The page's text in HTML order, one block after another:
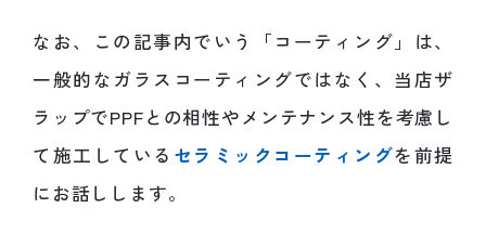
なお、この記事内でいう「コーティング」は、
一般的なガラスコーティングではなく、当店ザ
ラップでPPFとの相性やメンテナンス性を考慮し
て施工している セラミックコーティングを前提
にお話しします。